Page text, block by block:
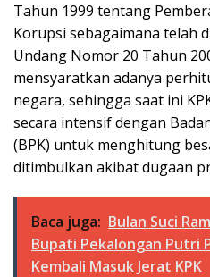
Tahun 1999 tentang
Korupsi sebagaimana telah
Undang Nomor 20 Tahun
mensyaratkan adanya
negara, sehingga saat ini
secara intensif dengan
(BPK) untuk menghitung
ditimbulkan akibat dugaan
Baca juga: Bulan Suci
Bupati Pekalongan Putri
Kembali Masuk Jerat KPK